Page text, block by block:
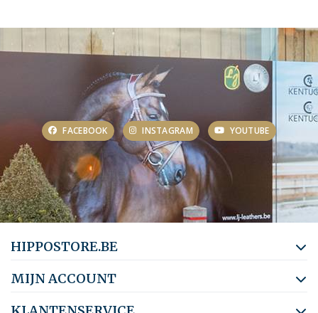
FACEBOOK INSTAGRAM YOUTUBE
HIPPOSTORE.BE
MIJN ACCOUNT